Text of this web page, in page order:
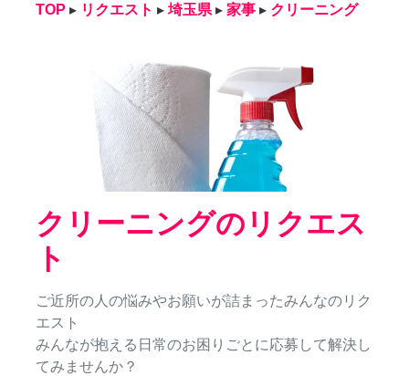
TOP ▸ リクエスト ▸ 埼玉県 ▸ 家事 ▸ クリーニング
クリーニングのリクエス
ト
ご近所の人の悩みやお願いが詰まったみんなのリク
エスト
みんなが抱える日常のお困りごとに応募して解決し
てみませんか？